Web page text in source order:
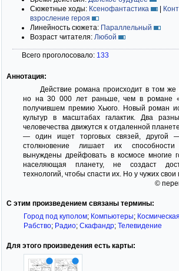
Сюжетные ходы: Ксенофантастика |
взросление героя
Линейность сюжета: Параллельный
Возраст читателя: Любой
Всего проголосовало: 133
Аннотация:
Действие романа происходит в том же
но на 30 000 лет раньше, чем в романе
получившем премию Хьюго. Новый роман
культур в масштабах галактик. Два
человечества движутся к отдаленной
— один ищет торговых связей, другой
столкновение лишает их способности
вынуждены дрейфовать в космосе многие
населяющая планету, не создаст
технологий, чтобы спасти их. Но у чужих свои
©
С этим произведением связаны термины:
Город под куполом; Компьютеры;
Рабство; Радио; Скафандр; Телевидение
Для этого произведения есть карты: